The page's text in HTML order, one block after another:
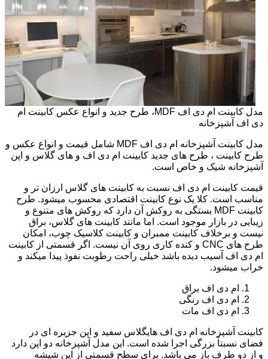
مدل کابینت ام دی اف MDF، طرح جدید و انواع عکس کابینت ام
دی اف آشپزخانه
مدل کابینت آشپزخانه ام دی اف MDF شامل قیمت و انواع عکس و
طرح کابینت ، طرح های جدید کابینت ام دی اف و های گلاس و اپن
آشپزخانه شیک و خاص است.
قیمت کابینت ام دی اف نسبت به کابینت های گلاس ارزان تر و
مناسب است. کلا یک نوع کابینت اقتصادی محسوب میشود. طرح
کابینت MDF بستگی به روکش آن دارد که روکش های متنوع و
زیبایی در بازار موجود است. اما مانند کابینت های گلاس، براق
نیست و برخلاف کابینت ممبران و کابینت کلاسیک چوب، امکان
طرح های CNC و کنده کاری روی آن نیست. اگر قسمتی از کابینت
ام دی اف آسیب دیده باشد خیلی راحت رطوبت نفوذ پیدا میکند و
خراب میشود.
ام دی اف براق
ام دی اف رنگی
ام دی اف مات
کابینت آشپزخانه ام دی اف هایگلاس سفید و اپن جزیره ای در
فضای نسبتاً بزرگی اجرا شده است. این مدل آشپزخانه دو اپن دارد
و از دو طرف باز می باشد. برای سطح قسمتی از اپن شیشه